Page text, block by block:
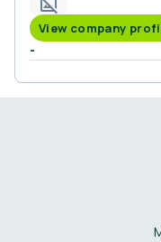
View company
-